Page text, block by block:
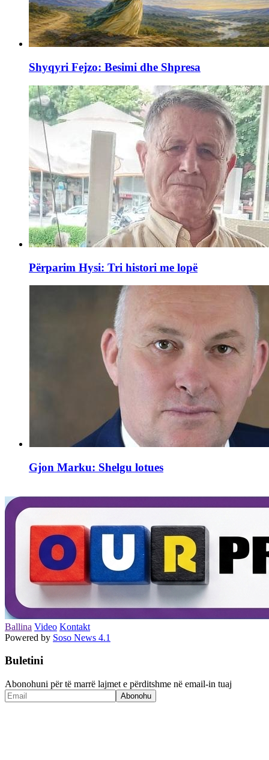
Shyqyri Fejzo: Besimi dhe Shpresa
Përparim Hysi: Tri histori me lopë
Gjon Marku: Shelgu lotues
Ballina Video Kontakt
Powered by Soso News 4.1
Buletini
Abonohuni për të marrë lajmet e përditshme në email-in tuaj
Abonohu